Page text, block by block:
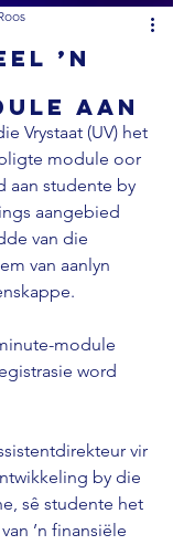
’n
aan
Vrystaat (UV) het
module oor
studente by
aangebied
van die
van aanlyn
module
word
vir
by die
sê studente het
’n finansiële